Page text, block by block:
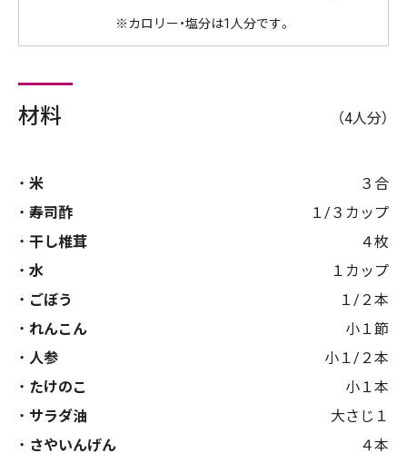
※カロリー・塩分は1人分です。
材料 （4人分）
米
３合
寿司酢
１/３カップ
干し椎茸
４枚
水
１カップ
ごぼう
１/２本
れんこん
小１節
人参
小１/２本
たけのこ
小１本
サラダ油
大さじ１
さやいんげん
４本